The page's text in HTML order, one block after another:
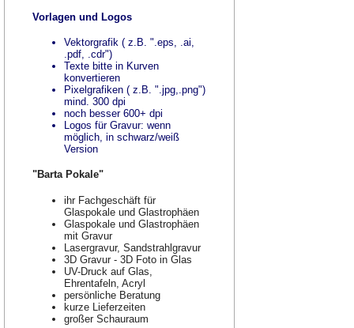
Vorlagen und Logos
Vektorgrafik ( z.B. ".eps, .ai,
.pdf, .cdr")
Texte bitte in Kurven
konvertieren
Pixelgrafiken ( z.B. ".jpg,.png")
mind. 300 dpi
noch besser 600+ dpi
Logos für Gravur: wenn
möglich, in schwarz/weiß
Version
"Barta Pokale"
ihr Fachgeschäft für
Glaspokale und Glastrophäen
Glaspokale und Glastrophäen
mit Gravur
Lasergravur, Sandstrahlgravur
3D Gravur - 3D Foto in Glas
UV-Druck auf Glas,
Ehrentafeln, Acryl
persönliche Beratung
kurze Lieferzeiten
großer Schauraum